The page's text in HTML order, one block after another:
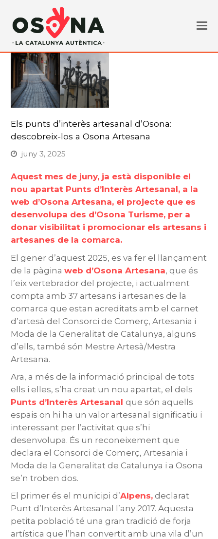
Els punts d’interès artesanal d’Osona:
descobreix-los a Osona Artesana
juny 3, 2025
Aquest mes de juny, ja està disponible el
nou apartat Punts d’Interès Artesanal, a la
web d’Osona Artesana, el projecte que es
desenvolupa des d’Osona Turisme, per a
donar visibilitat i promocionar els artesans i
artesanes de la comarca.
El gener d’aquest 2025, es va fer el llançament
de la pàginaweb d’Osona Artesana, que és
l’eix vertebrador del projecte, i actualment
compta amb 37 artesans i artesanes de la
comarca que estan acreditats amb el carnet
d’artesà del Consorci de Comerç, Artesania i
Moda de la Generalitat de Catalunya, alguns
d’ells, també són Mestre Artesà/Mestra
Artesana.
Ara, a més de la informació principal de tots
ells i elles, s’ha creat un nou apartat, el dels
Punts d’Interès Artesanalque són aquells
espais on hi ha un valor artesanal significatiu i
interessant per l’activitat que s’hi
desenvolupa. És un reconeixement que
declara el Consorci de Comerç, Artesania i
Moda de la Generalitat de Catalunya i a Osona
se’n troben dos.
El primer és el municipi d’Alpens, declarat
Punt d’Interès Artesanal l’any 2017. Aquesta
petita població té una gran tradició de forja
artística que l’han convertit amb una vila d’un